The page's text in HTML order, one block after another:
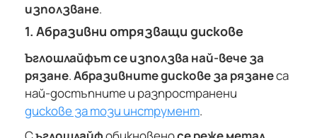
използване.
1. Абразивни отрязващи дискове
Ъглошлайфът се използва най-вече за
рязане.Абразивните дискове за рязанеса
най-достъпните и разпространени
дискове за този инструмент.